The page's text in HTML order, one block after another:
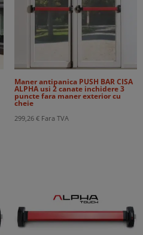
Maner antipanica PUSH BAR CISA
ALPHA usi 2 canate inchidere 3
puncte fara maner exterior cu
cheie
299,26 € Fara TVA